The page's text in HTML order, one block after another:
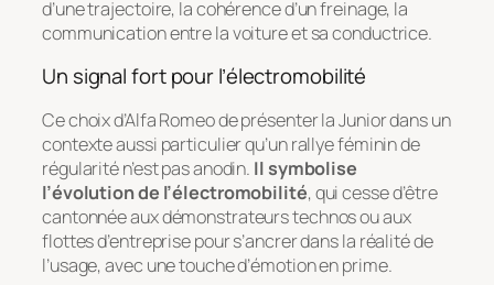
d’une trajectoire, la cohérence d’un freinage, la
communication entre la voiture et sa conductrice.
Un signal fort pour l’électromobilité
Ce choix d’Alfa Romeo de présenter la Junior dans un
contexte aussi particulier qu’un rallye féminin de
régularité n’est pas anodin. Il symbolise
l’évolution de l’électromobilité, qui cesse d’être
cantonnée aux démonstrateurs technos ou aux
flottes d’entreprise pour s’ancrer dans la réalité de
l’usage, avec une touche d’émotion en prime.